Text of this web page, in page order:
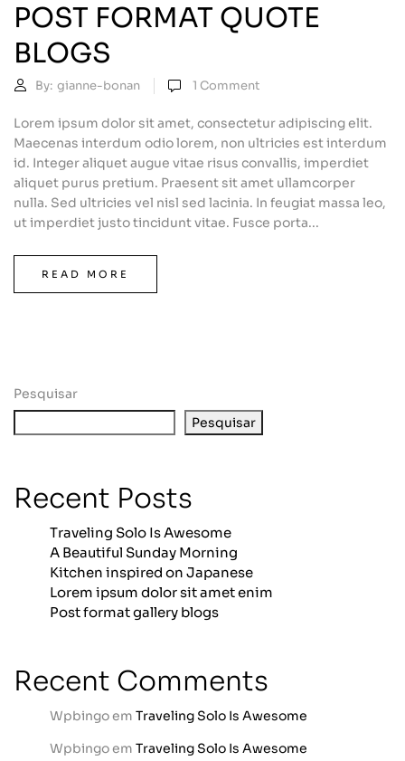
Pesquisar
Pesquisar
Recent Posts
Traveling Solo Is Awesome
A Beautiful Sunday Morning
Kitchen inspired on Japanese
Lorem ipsum dolor sit amet enim
Post format gallery blogs
Recent Comments
Wpbingoem Traveling Solo Is Awesome
Wpbingoem Traveling Solo Is Awesome
POST FORMAT QUOTE
BLOGS
By: gianne-bonan 1 Comment
Lorem ipsum dolor sit amet, consectetur adipiscing elit.
Maecenas interdum odio lorem, non ultricies est interdum
id. Integer aliquet augue vitae risus convallis, imperdiet
aliquet purus pretium. Praesent sit amet ullamcorper
nulla. Sed ultricies vel nisl sed lacinia. In feugiat massa leo,
ut imperdiet justo tincidunt vitae. Fusce porta...
READ MORE